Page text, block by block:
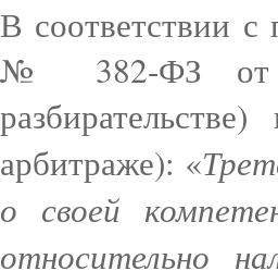
В соответствии с
№ 382-ФЗ от
арбитраже): «
о своей
относительно